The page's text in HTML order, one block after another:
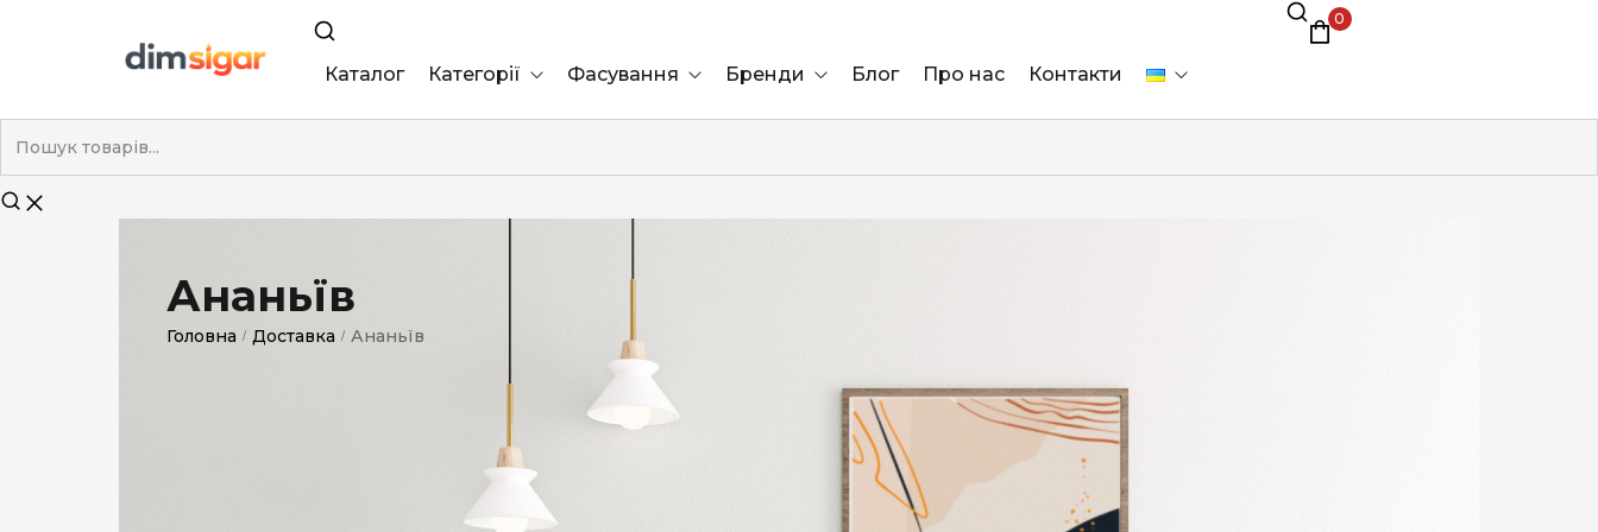
Каталог Категорії
Без фільтра
Смакові (капсула)
Фасування Бренди Блог Про нас Контакти
0
Ананьїв
Головна / Доставка / Ананьїв